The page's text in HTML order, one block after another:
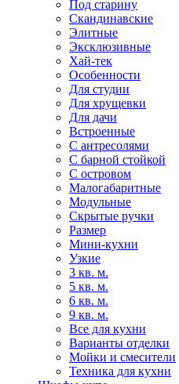
Под старину
Скандинавские
Элитные
Эксклюзивные
Хай-тек
Особенности
Для студии
Для хрущевки
Для дачи
Встроенные
С антресолями
С барной стойкой
С островом
Малогабаритные
Модульные
Скрытые ручки
Размер
Мини-кухни
Узкие
3 кв. м.
5 кв. м.
6 кв. м.
9 кв. м.
Все для кухни
Варианты отделки
Мойки и смесители
Техника для кухни